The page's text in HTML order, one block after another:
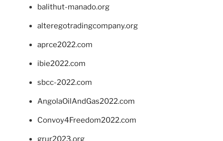
balithut-manado.org
alteregotradingcompany.org
aprce2022.com
ibie2022.com
sbcc-2022.com
AngolaOilAndGas2022.com
Convoy4Freedom2022.com
grur2023.org